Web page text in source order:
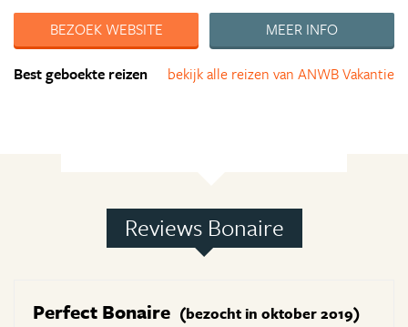
BEZOEK WEBSITE
MEER INFO
bekijk alle reizen van ANWB Vakantie
Best geboekte reizen
Reviews Bonaire
Perfect Bonaire (bezocht in oktober 2019)